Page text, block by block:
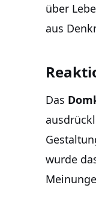
über
aus
Das
wurde